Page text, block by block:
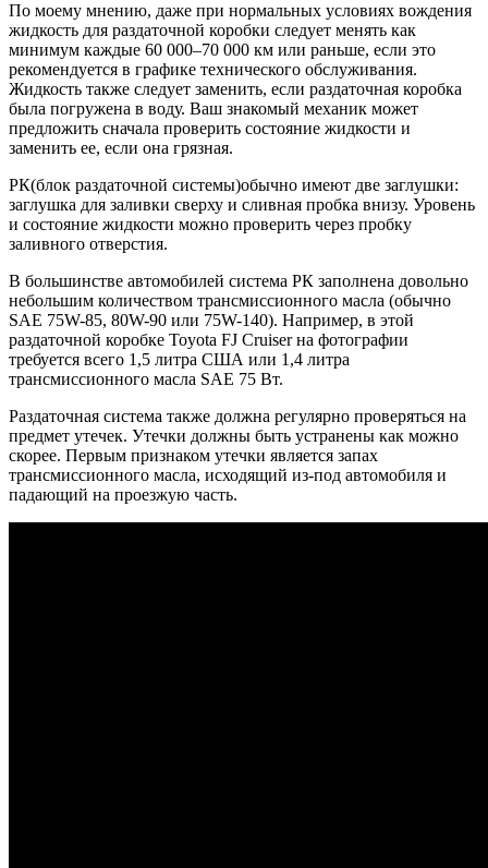
По моему мнению, даже при нормальных условиях вождения
жидкость для раздаточной коробки следует менять как
минимум каждые 60 000–70 000 км или раньше, если это
рекомендуется в графике технического обслуживания.
Жидкость также следует заменить, если раздаточная коробка
была погружена в воду. Ваш знакомый механик может
предложить сначала проверить состояние жидкости и
заменить ее, если она грязная.
РК(блок раздаточной системы)обычно имеют две заглушки:
заглушка для заливки сверху и сливная пробка внизу. Уровень
и состояние жидкости можно проверить через пробку
заливного отверстия.
В большинстве автомобилей система РК заполнена довольно
небольшим количеством трансмиссионного масла (обычно
SAE 75W-85, 80W-90 или 75W-140). Например, в этой
раздаточной коробке Toyota FJ Cruiser на фотографии
требуется всего 1,5 литра США или 1,4 литра
трансмиссионного масла SAE 75 Вт.
Раздаточная система также должна регулярно проверяться на
предмет утечек. Утечки должны быть устранены как можно
скорее. Первым признаком утечки является запах
трансмиссионного масла, исходящий из-под автомобиля и
падающий на проезжую часть.